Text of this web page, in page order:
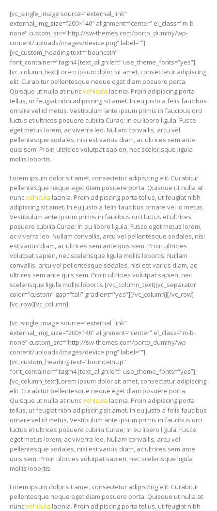
[vc_single_image source=”external_link”
external_img_size=”200×140″ alignment=”center” el_class=”m-b-
none” custom_src=”http://sw-themes.com/porto_dummy/wp-
content/uploads/images/device.png” label=””]
[vc_custom_heading text=”bounceIn”
font_container=”tag:h4|text_align:left” use_theme_fonts=”yes”]
[vc_column_text]Lorem ipsum dolor sit amet, consectetur adipiscing
elit. Curabitur pellentesque neque eget diam posuere porta.
Quisque ut nulla at nuncvehicula lacinia. Proin adipiscing porta
tellus, ut feugiat nibh adipiscing sit amet. In eu justo a felis faucibus
ornare vel id metus. Vestibulum ante ipsum primis in faucibus orci
luctus et ultrices posuere cubilia Curae; In eu libero ligula. Fusce
eget metus lorem, ac viverra leo. Nullam convallis, arcu vel
pellentesque sodales, nisi est varius diam, ac ultrices sem ante
quis sem. Proin ultricies volutpat sapien, nec scelerisque ligula
mollis lobortis.
Lorem ipsum dolor sit amet, consectetur adipiscing elit. Curabitur
pellentesque neque eget diam posuere porta. Quisque ut nulla at
nuncvehicula lacinia. Proin adipiscing porta tellus, ut feugiat nibh
adipiscing sit amet. In eu justo a felis faucibus ornare vel id metus.
Vestibulum ante ipsum primis in faucibus orci luctus et ultrices
posuere cubilia Curae; In eu libero ligula. Fusce eget metus lorem,
ac viverra leo. Nullam convallis, arcu vel pellentesque sodales, nisi
est varius diam, ac ultrices sem ante quis sem. Proin ultricies
volutpat sapien, nec scelerisque ligula mollis lobortis. Nullam
convallis, arcu vel pellentesque sodales, nisi est varius diam, ac
ultrices sem ante quis sem. Proin ultricies volutpat sapien, nec
scelerisque ligula mollis lobortis.[/vc_column_text][vc_separator
color=”custom” gap=”tall” gradient=”yes”][/vc_column][/vc_row]
[vc_row][vc_column]
[vc_single_image source=”external_link”
external_img_size=”200×140″ alignment=”center” el_class=”m-b-
none” custom_src=”http://sw-themes.com/porto_dummy/wp-
content/uploads/images/device.png” label=””]
[vc_custom_heading text=”bounceInUp”
font_container=”tag:h4|text_align:left” use_theme_fonts=”yes”]
[vc_column_text]Lorem ipsum dolor sit amet, consectetur adipiscing
elit. Curabitur pellentesque neque eget diam posuere porta.
Quisque ut nulla at nuncvehicula lacinia. Proin adipiscing porta
tellus, ut feugiat nibh adipiscing sit amet. In eu justo a felis faucibus
ornare vel id metus. Vestibulum ante ipsum primis in faucibus orci
luctus et ultrices posuere cubilia Curae; In eu libero ligula. Fusce
eget metus lorem, ac viverra leo. Nullam convallis, arcu vel
pellentesque sodales, nisi est varius diam, ac ultrices sem ante
quis sem. Proin ultricies volutpat sapien, nec scelerisque ligula
mollis lobortis.
Lorem ipsum dolor sit amet, consectetur adipiscing elit. Curabitur
pellentesque neque eget diam posuere porta. Quisque ut nulla at
nuncvehicula lacinia. Proin adipiscing porta tellus, ut feugiat nibh